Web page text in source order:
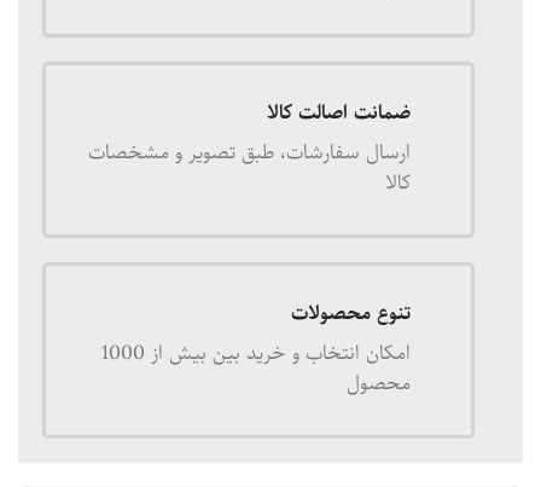
ضمانت اصالت کالا
ارسال سفارشات، طبق تصویر و مشخصات
کالا
تنوع محصولات
امکان انتخاب و خرید بین بیش از 1000
محصول